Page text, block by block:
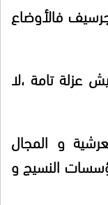
فالأوضاع
عزلة تامة ،لا
و المجال
النسيج و